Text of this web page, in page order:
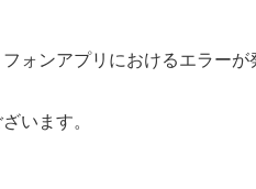
ォンアプリにおけるエラーが
います。